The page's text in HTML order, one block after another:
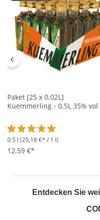
Paket [25 x 0,02L]
Kuemmerling - 0,5L 35% vol
Durchschnittliche
0.5 l (25,18 €* / 1 l)
12,59 €*
Entdecken Sie